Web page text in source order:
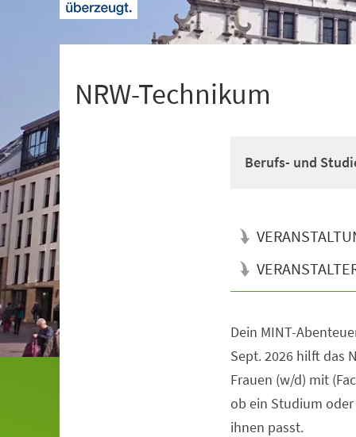
NRW-Technikum
Berufs- und
Dein MINT-
Sept. 2026 hilft das
Frauen (w/d) mit
ob ein Studium
ihnen passt.